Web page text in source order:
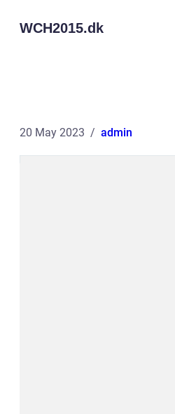
WCH2015.dk
20 May 2023 admin